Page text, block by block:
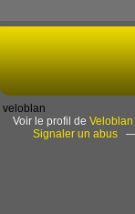
veloblan
Voir le profil deVeloblan
Signaler un abus